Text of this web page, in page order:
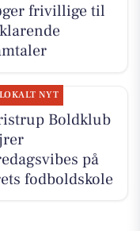
frivillige til
LOKALT NYT
Boldklub
på
fodboldskole